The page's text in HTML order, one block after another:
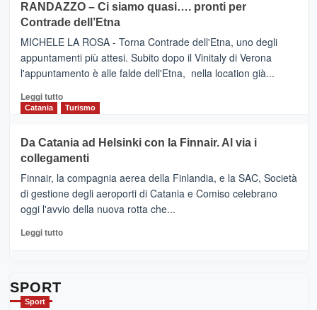
IL
NUOVO
SUMMER
CLUB
VIAGRANDE
(Ct)
–
Benanti
presenta
“Vino
&
Cultura
tappe
dell’enoturismo
RANDAZZO – Ci siamo quasi…. pronti per
Contrade dell’Etna
MICHELE LA ROSA - Torna Contrade dell'Etna, uno degli
appuntamenti più attesi. Subito dopo il Vinitaly di Verona
l'appuntamento è alle falde dell'Etna, nella location già...
Leggi tuttoLeggi
di
RANDAZZO
–
Ci
siamo
quasi….
pronti
per
Catania Turismo
Da Catania ad Helsinki con la Finnair. Al via i
collegamenti
Finnair, la compagnia aerea della Finlandia, e la SAC, Società
di gestione degli aeroporti di Catania e Comiso celebrano
oggi l'avvio della nuova rotta che...
Leggi tuttoLeggi
SPORT
Sport